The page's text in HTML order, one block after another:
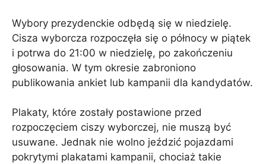
Wybory prezydenckie odbędą się w niedzielę.
Cisza wyborcza rozpoczęła się o północy w piątek
i potrwa do 21:00 w niedzielę, po zakończeniu
głosowania. W tym okresie zabroniono
publikowania ankiet lub kampanii dla kandydatów.
Plakaty, które zostały postawione przed
rozpoczęciem ciszy wyborczej, nie muszą być
usuwane. Jednak nie wolno jeździć pojazdami
pokrytymi plakatami kampanii, chociaż takie